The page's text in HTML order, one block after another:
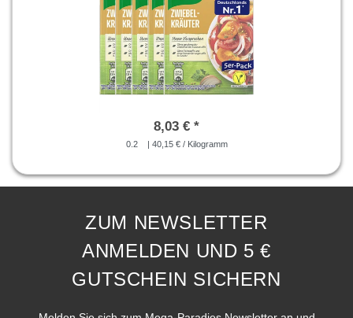
8,03 € *
0.2 | 40,15 € / Kilogramm
ZUM NEWSLETTER
ANMELDEN UND 5 €
GUTSCHEIN SICHERN